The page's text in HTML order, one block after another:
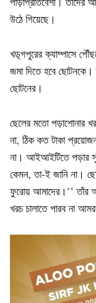
উঠে গিয়েছে।
খড়্গপুরের ক্যাম্পাসে
জমা দিতে হবে
ছোটনের।
ছেলের মতো পড়াশোনার
না, ঠিক কত টাকা
না। আইআইটিতে পড়ার
কেমন, তা-ই জানি না।
ফুরোয় আমাদের।’’ তাঁর
খরচ চালাতে পারব না